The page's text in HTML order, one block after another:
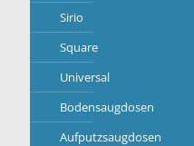
Sirio
Square
Universal
Bodensaugdosen
Aufputzsaugdosen